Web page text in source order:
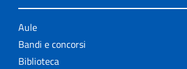
Aule
Bandi e concorsi
Biblioteca